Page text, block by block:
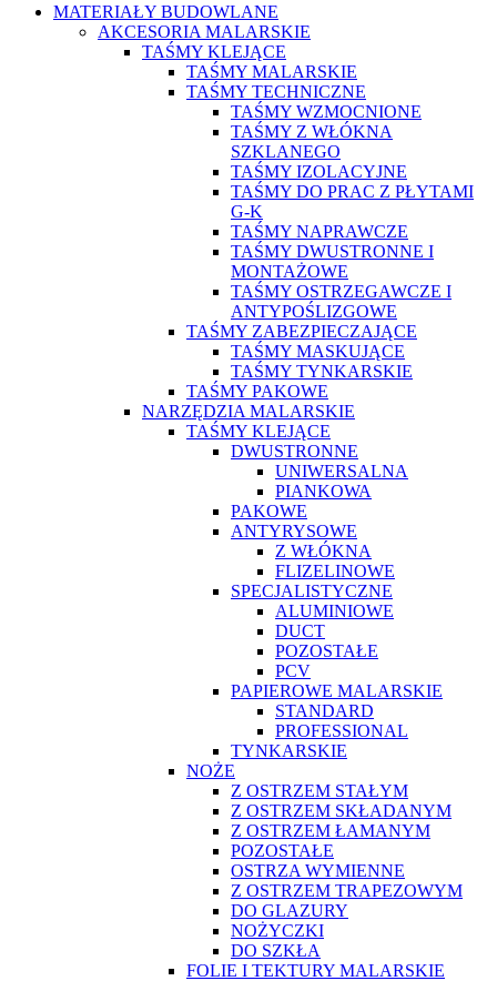
MATERIAŁY BUDOWLANE
AKCESORIA MALARSKIE
TAŚMY KLEJĄCE
TAŚMY MALARSKIE
TAŚMY TECHNICZNE
TAŚMY WZMOCNIONE
TAŚMY Z WŁÓKNA
SZKLANEGO
TAŚMY IZOLACYJNE
TAŚMY DO PRAC Z PŁYTAMI
G-K
TAŚMY NAPRAWCZE
TAŚMY DWUSTRONNE I
MONTAŻOWE
TAŚMY OSTRZEGAWCZE I
ANTYPOŚLIZGOWE
TAŚMY ZABEZPIECZAJĄCE
TAŚMY MASKUJĄCE
TAŚMY TYNKARSKIE
TAŚMY PAKOWE
NARZĘDZIA MALARSKIE
TAŚMY KLEJĄCE
DWUSTRONNE
UNIWERSALNA
PIANKOWA
PAKOWE
ANTYRYSOWE
Z WŁÓKNA
FLIZELINOWE
SPECJALISTYCZNE
ALUMINIOWE
DUCT
POZOSTAŁE
PCV
PAPIEROWE MALARSKIE
STANDARD
PROFESSIONAL
TYNKARSKIE
NOŻE
Z OSTRZEM STAŁYM
Z OSTRZEM SKŁADANYM
Z OSTRZEM ŁAMANYM
POZOSTAŁE
OSTRZA WYMIENNE
Z OSTRZEM TRAPEZOWYM
DO GLAZURY
NOŻYCZKI
DO SZKŁA
FOLIE I TEKTURY MALARSKIE